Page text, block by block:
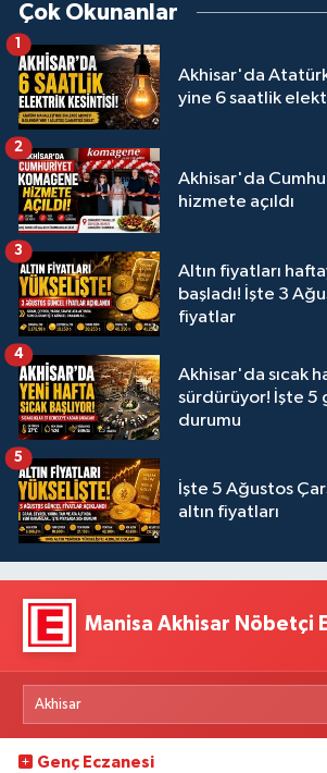
Çok Okunanlar
Akhisar'da
yine 6 saatlik
Akhisar'da
hizmete açıldı
2
Altın fiyatları
başladı! İşte 3
fiyatlar
3
Akhisar'da sıcak
sürdürüyor! İşte 5
durumu
4
İşte 5 Ağustos
altın fiyatları
5
Manisa Akhisar Nöbetçi
Genç Eczanesi